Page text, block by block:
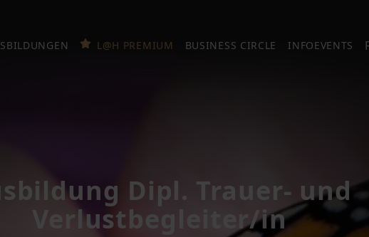
L@H PREMIUM BUSINESS CIRCLE INFOEVENTS
Dipl. Trauer- und
Verlustbegleiter/in